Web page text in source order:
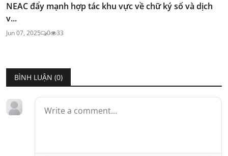
NEAC đẩy mạnh hợp tác khu vực về chữ ký số và dịch
v...
Jun 07, 2025 0 33
BÌNH LUẬN (0)